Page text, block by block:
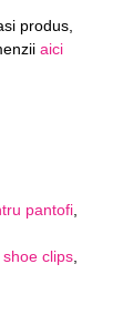
produs,
aici
pantofi,
shoe clips,